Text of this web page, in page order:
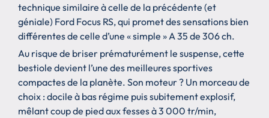
technique similaire à celle de la précédente (et
géniale) Ford Focus RS, qui promet des sensations bien
différentes de celle d’une « simple » A 35 de 306 ch.
Au risque de briser prématurément le suspense, cette
bestiole devient l’une des meilleures sportives
compactes de la planète. Son moteur ? Un morceau de
choix : docile à bas régime puis subitement explosif,
mêlant coup de pied aux fesses à 3 000 tr/min,